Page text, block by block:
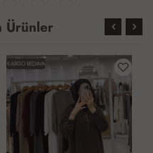
Ürünler
KARGO BEDAVA